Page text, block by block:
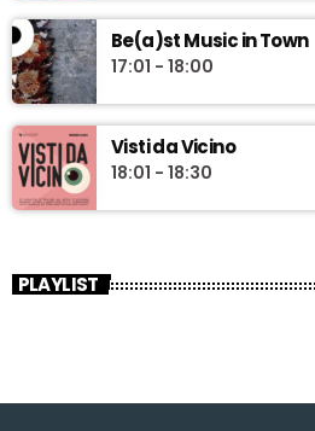
Be(a)st Music in Town
17:01 - 18:00
Visti da Vicino
18:01 - 18:30
PLAYLIST